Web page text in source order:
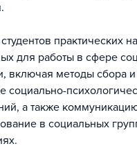
практических
для работы в сфере
включая методы сбора
социально-
а также
в социальных